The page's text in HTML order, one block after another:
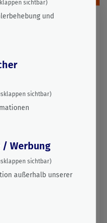
für
in Wien
erstellte
Informationen
sichtbar)
und
sichtbar)
Werbung
sichtbar)
außerhalb unserer